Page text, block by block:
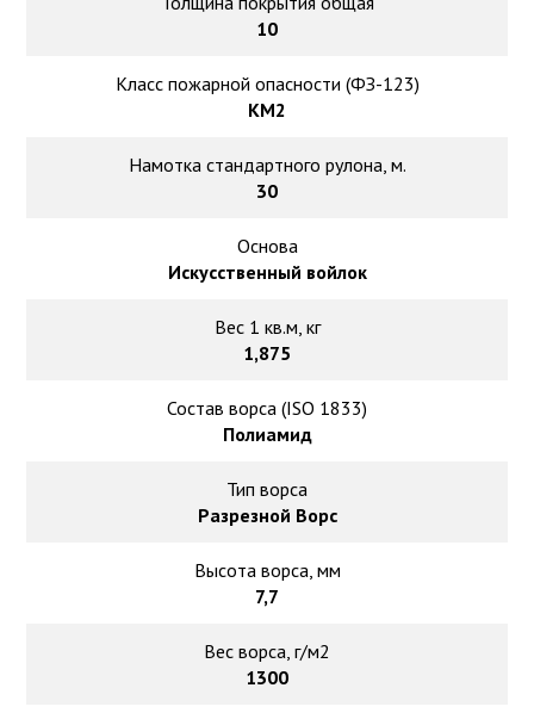
10
Класс пожарной опасности (ФЗ-123)
КМ2
Намотка стандартного рулона, м.
30
Основа
Искусственный войлок
Вес 1 кв.м, кг
1,875
Состав ворса (ISO 1833)
Полиамид
Тип ворса
Разрезной Ворс
Высота ворса, мм
7,7
Вес ворса, г/м2
1300